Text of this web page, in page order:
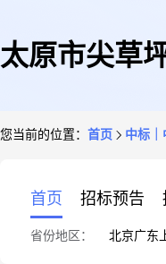
太原市尖草
您当前的位置： 首页 中标｜
首页 招标预告
省份地区： 北京广东